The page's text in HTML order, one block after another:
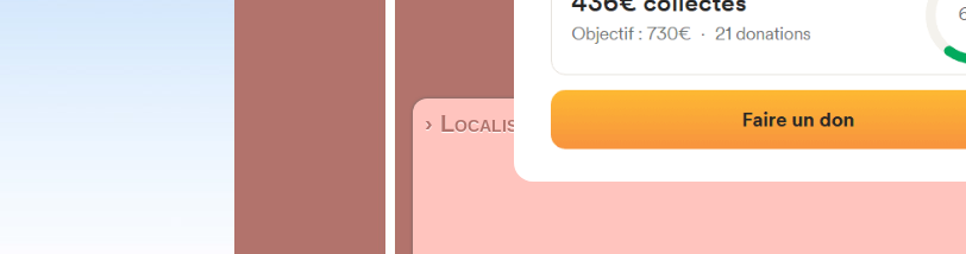
Fronton mur à gauche
› Localisation du fronton